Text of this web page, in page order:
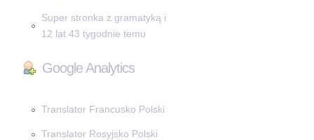
Super stronka z gramatyką i
12 lat 43 tygodnie temu
Google Analytics
Translator Francusko Polski
Translator Rosyjsko Polski